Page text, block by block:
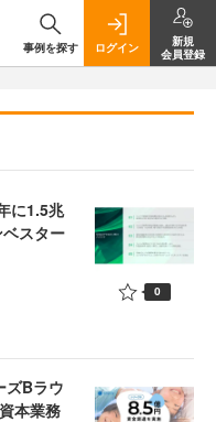
事例を探す ログイン
新規
会員登録
に1.5兆
スター
0
ズBラウ
本業務